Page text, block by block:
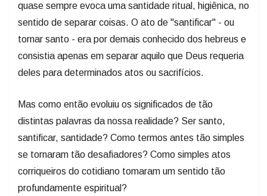
quase sempre evoca uma santidade ritual, higiênica, no
sentido de separar coisas. O ato de "santificar" - ou
tornar santo - era por demais conhecido dos hebreus e
consistia apenas em separar aquilo que Deus requeria
deles para determinados atos ou sacrifícios.
Mas como então evoluiu os significados de tão
distintas palavras da nossa realidade? Ser santo,
santificar, santidade? Como termos antes tão simples
se tornaram tão desafiadores? Como simples atos
corriqueiros do cotidiano tomaram um sentido tão
profundamente espiritual?